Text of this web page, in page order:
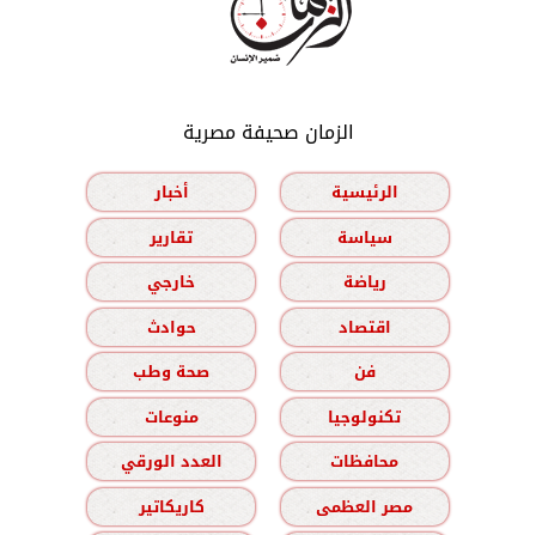
الزمان صحيفة مصرية
الرئيسية
أخبار
سياسة
تقارير
رياضة
خارجي
اقتصاد
حوادث
فن
صحة وطب
تكنولوجيا
منوعات
محافظات
العدد الورقي
مصر العظمى
كاريكاتير